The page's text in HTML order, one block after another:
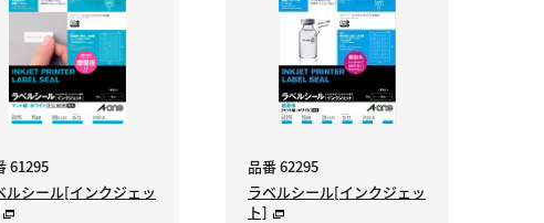
61295
ルシール[インクジェッ
品番 62295
ラベルシール[インクジェッ
ト]